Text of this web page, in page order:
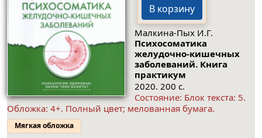
В корзину
Малкина-Пых И.Г.
Психосоматика
желудочно-кишечных
заболеваний. Книга
практикум
2020. 200 с.
Состояние: Блок текста: 5.
Обложка: 4+. Полный цвет; мелованная бумага.
Мягкая обложка